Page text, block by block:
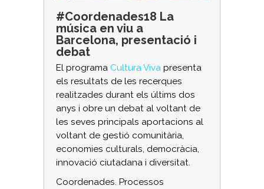
#Coordenades18 La
música en viu a
Barcelona, presentació i
debat
El programa Cultura Viva presenta
els resultats de les recerques
realitzades durant els últims dos
anys i obre un debat al voltant de
les seves principals aportacions al
voltant de gestió comunitària,
economies culturals, democràcia,
innovació ciutadana i diversitat.
Coordenades. Processos